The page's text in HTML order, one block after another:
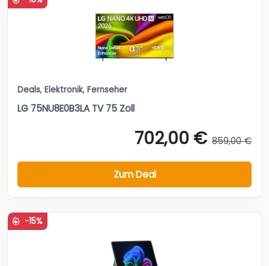
Deals, Elektronik, Fernseher
LG 75NU8E0B3LA TV 75 Zoll
702,00 € 859,00 €
Zum Deal
-15%